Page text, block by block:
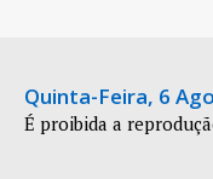
Quinta-Feira, 6
É proibida a